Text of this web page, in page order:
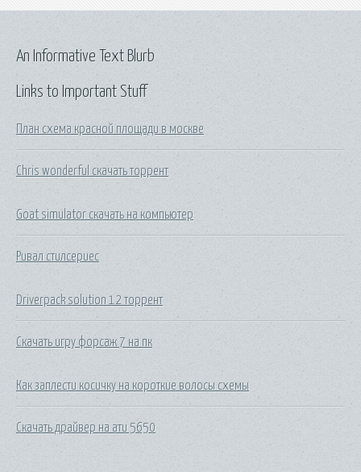
Links to Important Stuff
План схема красной площади в москве
Chris wonderful скачать торрент
Goat simulator скачать на компьютер
Ривал стилсериес
Driverpack solution 12 торрент
Скачать игру форсаж 7 на пк
Как заплести косичку на короткие волосы схемы
Скачать драйвер на ати 5650
An Informative Text Blurb